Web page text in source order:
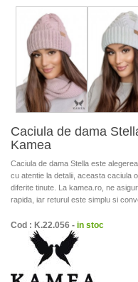
Caciula de dama
Kamea
Caciula de dama Stella este
cu atentie la detalii, aceasta caciula
diferite tinute. La kamea.ro, ne
rapida, iar returul este simplu si
Cod : K.22.056 - in stoc